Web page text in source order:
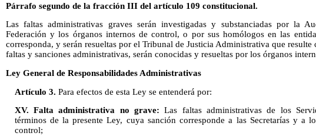
Párrafo segundo de la fracción III del artículo 109 constitucional.
Las faltas administrativas graves serán investigadas y substanciadas por la
Federación y los órganos internos de control, o por sus homólogos en las
corresponda, y serán resueltas por el Tribunal de Justicia Administrativa que resulte
faltas y sanciones administrativas, serán conocidas y resueltas por los órganos
Ley General de Responsabilidades Administrativas
Artículo 3. Para efectos de esta Ley se entenderá por:
XV. Falta administrativa no grave:Las faltas administrativas de los
términos de la presente Ley, cuya sanción corresponde a las Secretarías y a
control;